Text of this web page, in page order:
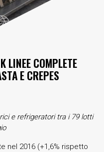
LINEE COMPLETE
E CREPES
e refrigeratori tra i 79 lotti
nel 2016 (+1,6% rispetto